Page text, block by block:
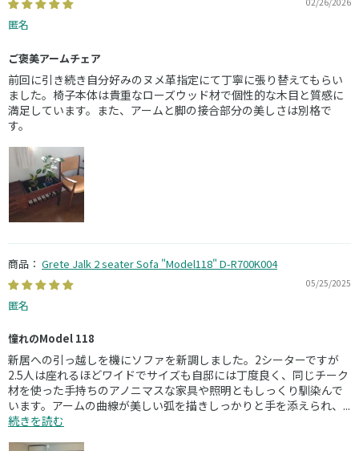
匿名
ご褒美アームチェア
前回に引き続き自分好みのヌメ革指定にて丁寧に張り替えてもらい
ました。椅子本体は貴重なローズウッド材で個性的な木目と質感に
満足しています。また、アームと脚の接合部分の美しさは別格で
す。
Grete Jalk 2 seater Sofa "Model118" D-R700K004
05/25/2025
匿名
憧れのModel 118
新居への引っ越しを機にソファを新調しました。2シーターですが
2.5人は座れるほどワイドでサイズも自邸には丁度良く、同じチーク
材を使った手持ちのアノニマスな家具や照明ともしっくり馴染んで
います。アームの曲線が美しい弧を描きしっかりと手を添えられ、...
続きを読む